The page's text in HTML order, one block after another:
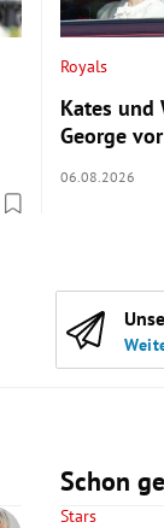
Royals
Kates und
George
06.08.2026
Schon
Stars